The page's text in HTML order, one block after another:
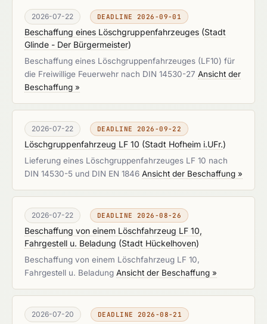
2026-07-22 DEADLINE 2026-09-01
Beschaffung eines Löschgruppenfahrzeuges (Stadt
Glinde - Der Bürgermeister)
Beschaffung eines Löschgruppenfahrzeuges (LF10) für
die Freiwillige Feuerwehr nach DIN 14530-27 Ansicht der
Beschaffung »
2026-07-22 DEADLINE 2026-09-22
Löschgruppenfahrzeug LF 10 (Stadt Hofheim i.UFr.)
Lieferung eines Löschgruppenfahrzeuges LF 10 nach
DIN 14530-5 und DIN EN 1846 Ansicht der Beschaffung »
2026-07-22 DEADLINE 2026-08-26
Beschaffung von einem Löschfahrzeug LF 10,
Fahrgestell u. Beladung (Stadt Hückelhoven)
Beschaffung von einem Löschfahrzeug LF 10,
Fahrgestell u. Beladung Ansicht der Beschaffung »
2026-07-20 DEADLINE 2026-08-21